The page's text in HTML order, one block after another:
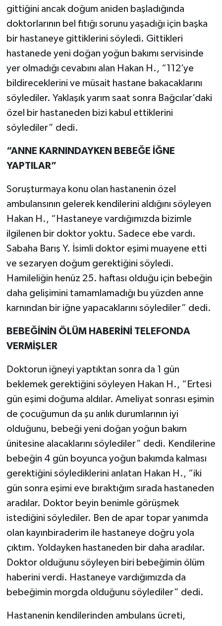
gittiğini ancak doğum aniden başladığında
doktorlarının bel fıtığı sorunu yaşadığı için başka
bir hastaneye gittiklerini söyledi. Gittikleri
hastanede yeni doğan yoğun bakımı servisinde
yer olmadığı cevabını alan Hakan H., “112’ye
bildireceklerini ve müsait hastane bakacaklarını
söylediler. Yaklaşık yarım saat sonra Bağcılar’daki
özel bir hastaneden bizi kabul ettiklerini
söylediler” dedi.
“ANNE KARNINDAYKEN BEBEĞE İĞNE
YAPTILAR”
Soruşturmaya konu olan hastanenin özel
ambulansının gelerek kendilerini aldığını söyleyen
Hakan H., “Hastaneye vardığımızda bizimle
ilgilenen bir doktor yoktu. Sadece ebe vardı.
Sabaha Barış Y. İsimli doktor eşimi muayene etti
ve sezaryen doğum gerektiğini söyledi.
Hamileliğin henüz 25. haftası olduğu için bebeğin
daha gelişimini tamamlamadığı bu yüzden anne
karnından bir iğne yapacaklarını söylediler” dedi.
BEBEĞİNİN ÖLÜM HABERİNİ TELEFONDA
VERMİŞLER
Doktorun iğneyi yaptıktan sonra da 1 gün
beklemek gerektiğini söyleyen Hakan H., “Ertesi
gün eşimi doğuma aldılar. Ameliyat sonrası eşimin
de çocuğumun da şu anlık durumlarının iyi
olduğunu, bebeği yeni doğan yoğun bakım
ünitesine alacaklarını söylediler” dedi. Kendilerine
bebeğin 4 gün boyunca yoğun bakımda kalması
gerektiğini söylediklerini anlatan Hakan H., “iki
gün sonra eşimi eve bıraktığım sırada hastaneden
aradılar. Doktor beyin benimle görüşmek
istediğini söylediler. Ben de apar topar yanımda
olan kayınbiraderim ile hastaneye doğru yola
çıktım. Yoldayken hastaneden bir daha aradılar.
Doktor olduğunu söyleyen biri bebeğimin ölüm
haberini verdi. Hastaneye vardığımızda da
bebeğimin morgda olduğunu söylediler” dedi.
Hastanenin kendilerinden ambulans ücreti,